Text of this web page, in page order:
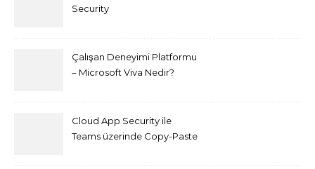
Security
Çalışan Deneyimi Platformu
– Microsoft Viva Nedir?
Cloud App Security ile
Teams üzerinde Copy-Paste